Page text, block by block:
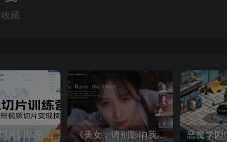
收藏
胡说老王切片训练营，零基础快速掌握短视频切片变现技巧 《美女，请别影响我成仙全球版》中文版